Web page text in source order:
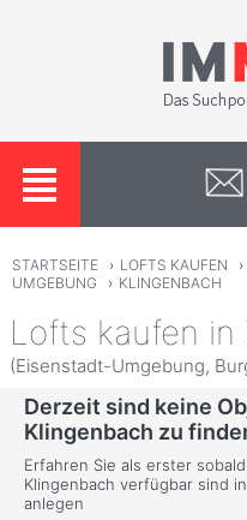
STARTSEITE › LOFTS KAUFEN ›
UMGEBUNG
› KLINGENBACH
Lofts kaufen in
(Eisenstadt-Umgebung,
Derzeit sind keine
Klingenbach zu
Erfahren Sie als erster
Klingenbach verfügbar sind
anlegen